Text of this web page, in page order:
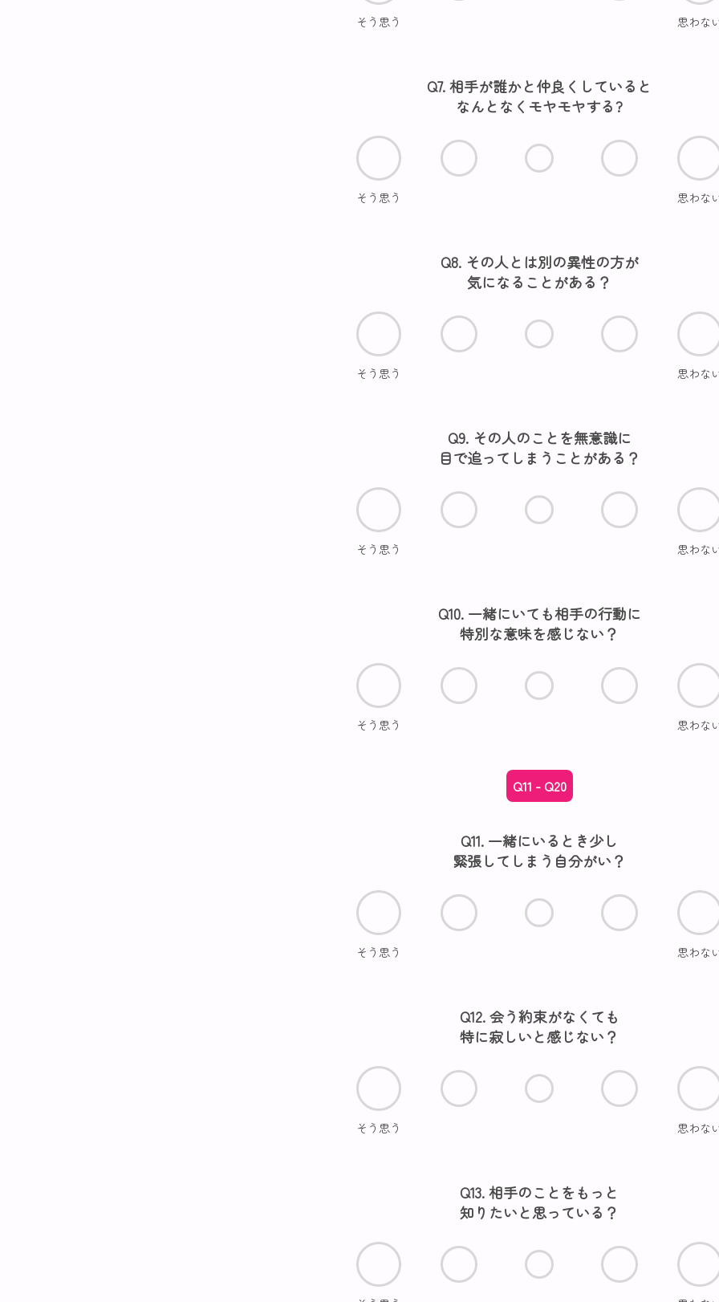
そう思う 思わな
Q7. 相手が誰かと仲良くしていると
なんとなくモヤモヤする?
そう思う 思わな
Q8. その人とは別の異性の方が
気になることがある？
そう思う 思わな
Q9. その人のことを無意識に
目で追ってしまうことがある？
そう思う 思わな
Q10. 一緒にいても相手の行動に
特別な意味を感じない？
そう思う 思わな
Q11 - Q20
Q11. 一緒にいるとき少し
緊張してしまう自分がい？
そう思う 思わな
Q12. 会う約束がなくても
特に寂しいと感じない？
そう思う 思わな
Q13. 相手のことをもっと
知りたいと思っている？